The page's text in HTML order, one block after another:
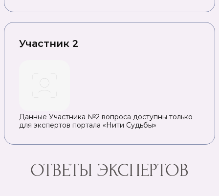
Участник 2
Данные Участника №2 вопроса доступны только
для экспертов портала «Нити Судьбы»
ОТВЕТЫ ЭКСПЕРТОВ